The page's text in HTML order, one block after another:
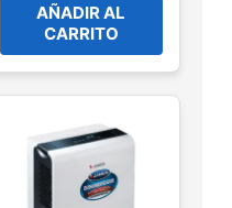
AÑADIR AL
CARRITO